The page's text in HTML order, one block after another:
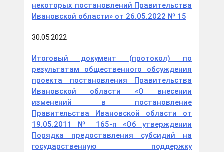
некоторых постановлений Правительства
Ивановской области» от 26.05.2022 № 15
30.05.2022
Итоговый документ (протокол) по
результатам общественного обсуждения
проекта постановления Правительства
Ивановской области «О внесении
изменений в постановление
Правительства Ивановской области от
19.05.2011 № 165-п «Об утверждении
Порядка предоставления субсидий на
государственную поддержку